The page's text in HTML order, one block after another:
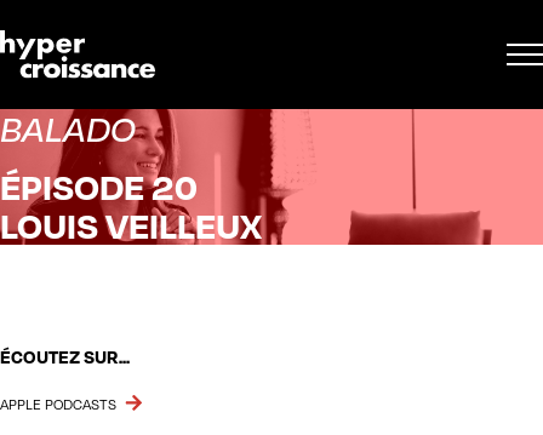
BALADO
ÉPISODE 20
LOUIS VEILLEUX
ÉCOUTEZ SUR...
APPLE PODCASTS